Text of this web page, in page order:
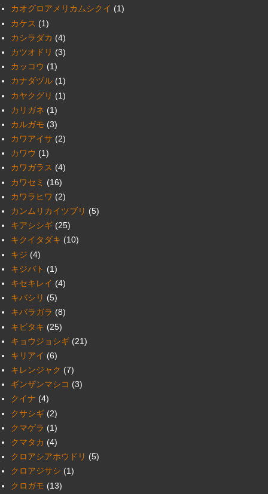
カオグロアメリカムシクイ (1)
カケス (1)
カシラダカ (4)
カツオドリ (3)
カッコウ (1)
カナダヅル (1)
カヤクグリ (1)
カリガネ (1)
カルガモ (3)
カワアイサ (2)
カワウ (1)
カワガラス (4)
カワセミ (16)
カワラヒワ (2)
カンムリカイツブリ (5)
キアシシギ (25)
キクイタダキ (10)
キジ (4)
キジバト (1)
キセキレイ (4)
キバシリ (5)
キバラガラ (8)
キビタキ (25)
キョウジョシギ (21)
キリアイ (6)
キレンジャク (7)
ギンザンマシコ (3)
クイナ (4)
クサシギ (2)
クマゲラ (1)
クマタカ (4)
クロアシアホウドリ (5)
クロアジサシ (1)
クロガモ (13)